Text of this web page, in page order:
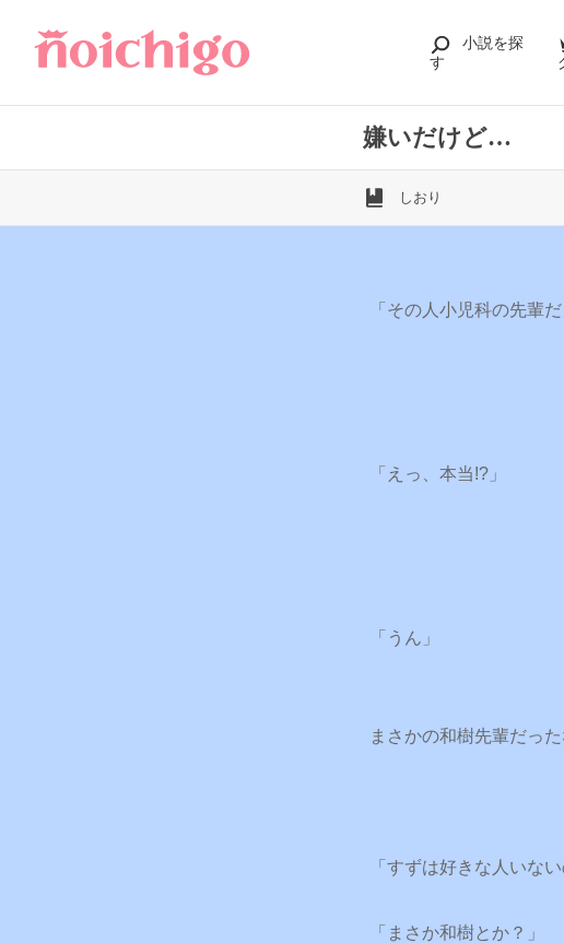
小説を探
す
嫌いだけど…
しおり
「その人小児科の先輩だ
「えっ、本当!?」
「うん」
まさかの和樹先輩だっ
「すずは好きな人いない
「まさか和樹とか？」